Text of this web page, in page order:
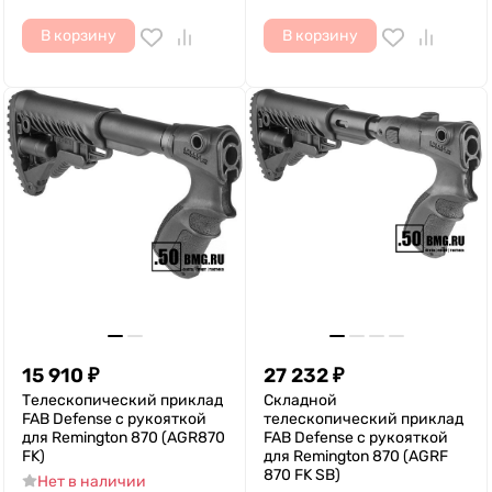
В корзину В корзину
15 910 ₽
Телескопический приклад
FAB Defense с рукояткой
для Remington 870 (AGR870
FK)
Нет в наличии
27 232₽
Складной
телескопический приклад
FAB Defense с рукояткой
для Remington 870 (AGRF
870 FK SB)